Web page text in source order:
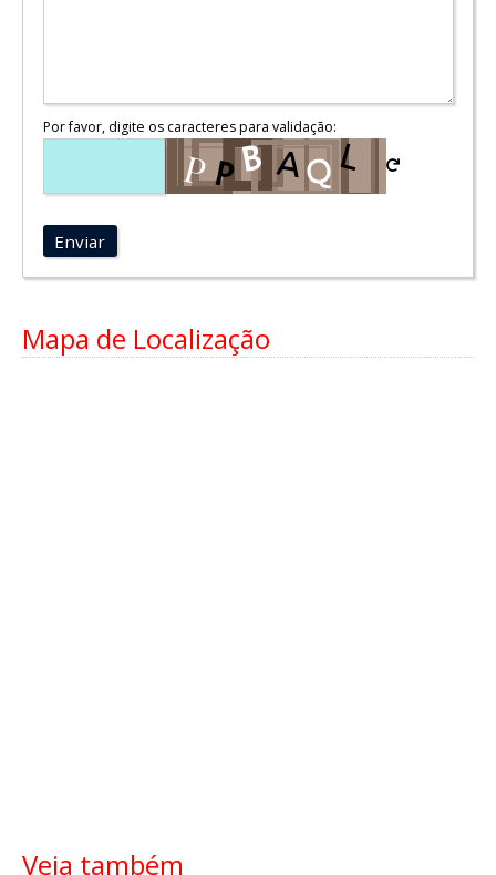
Por favor, digite os caracteres para validação:
Enviar
Mapa de Localização
Veja também